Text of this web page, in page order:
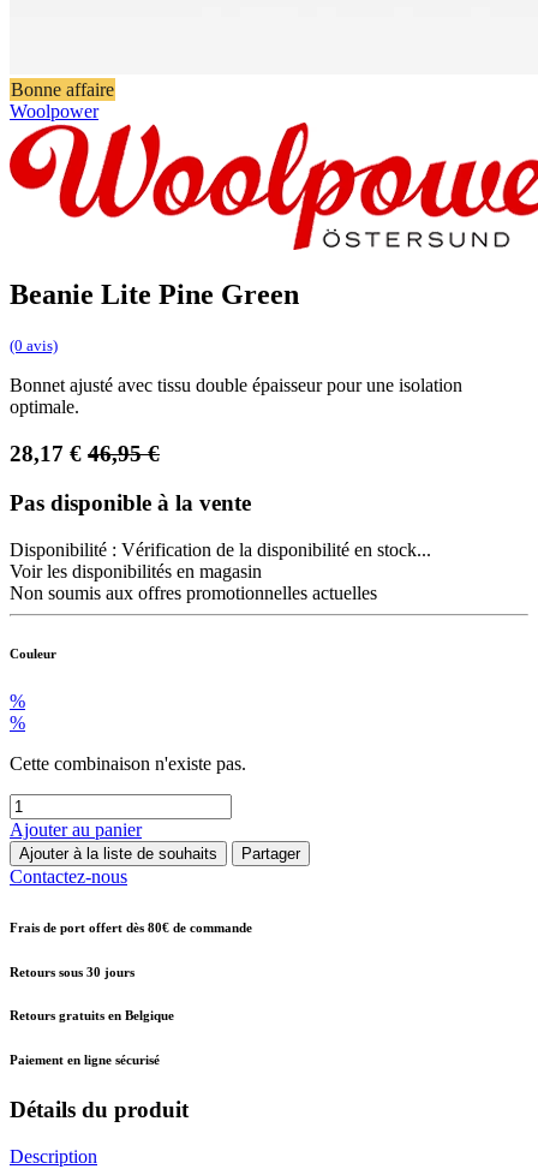
Bonne affaire
Woolpower
Beanie Lite Pine Green
(0 avis)
Bonnet ajusté avec tissu double épaisseur pour une isolation
optimale.
28,17 € 46,95€
Pas disponible à la vente
Disponibilité : Vérification de la disponibilité en stock...
Voir les disponibilités en magasin
Non soumis aux offres promotionnelles actuelles
Couleur
%
%
Cette combinaison n'existe pas.
Ajouter au panier
Ajouter à la liste de souhaits Partager
Contactez-nous
Frais de port offert dès 80€ de commande
Retours sous 30 jours
Retours gratuits en Belgique
Paiement en ligne sécurisé
Détails du produit
Description